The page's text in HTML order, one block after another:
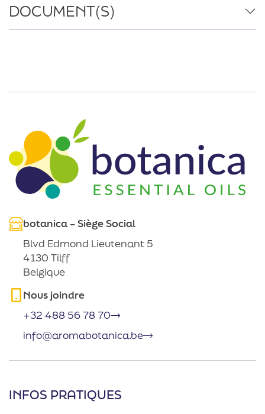
DOCUMENT(S)
botanica – Siège Social
Blvd Edmond Lieutenant 5
4130 Tilff
Belgique
Nous joindre
+32 488 56 78 70
info@aromabotanica.be
INFOS PRATIQUES